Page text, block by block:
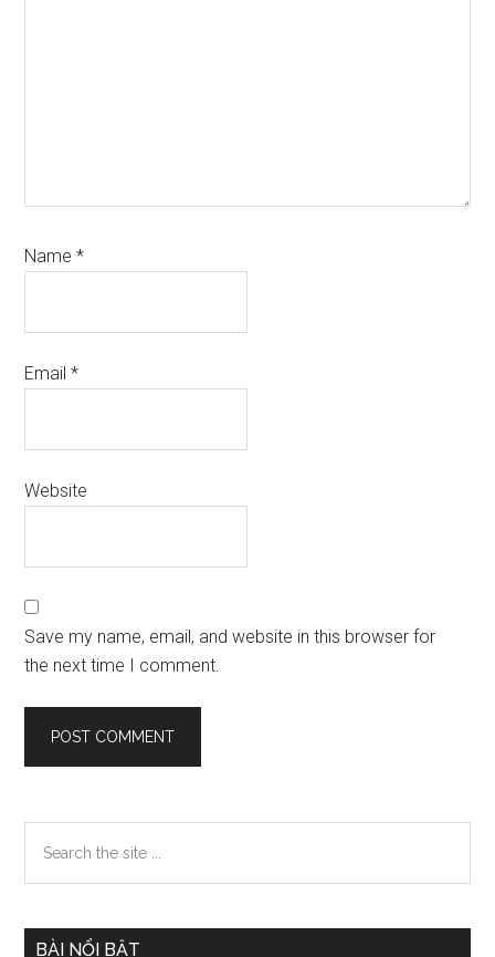
Name*
Email*
Website
Save my name, email, and website in this browser for
the next time I comment.
Primary
Sidebar
the
BÀI NỔI BẬT